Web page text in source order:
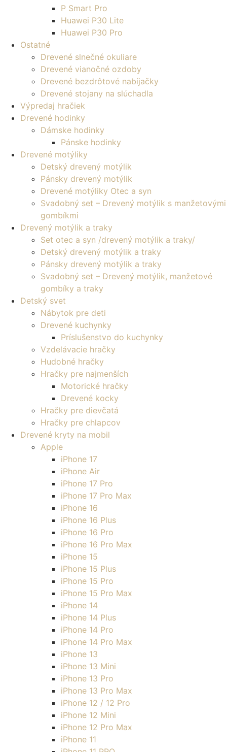
P Smart Pro
Huawei P30 Lite
Huawei P30 Pro
Ostatné
Drevené slnečné okuliare
Drevené vianočné ozdoby
Drevené bezdrôtové nabíjačky
Drevené stojany na slúchadla
Výpredaj hračiek
Drevené hodinky
Dámske hodinky
Pánske hodinky
Drevené motýliky
Detský drevený motýlik
Pánsky drevený motýlik
Drevené motýliky Otec a syn
Svadobný set – Drevený motýlik s manžetovými
gombíkmi
Drevený motýlik a traky
Set otec a syn /drevený motýlik a traky/
Detský drevený motýlik a traky
Pánsky drevený motýlik a traky
Svadobný set – Drevený motýlik, manžetové
gombíky a traky
Detský svet
Nábytok pre deti
Drevené kuchynky
Príslušenstvo do kuchynky
Vzdelávacie hračky
Hudobné hračky
Hračky pre najmenších
Motorické hračky
Drevené kocky
Hračky pre dievčatá
Hračky pre chlapcov
Drevené kryty na mobil
Apple
iPhone 17
iPhone Air
iPhone 17 Pro
iPhone 17 Pro Max
iPhone 16
iPhone 16 Plus
iPhone 16 Pro
iPhone 16 Pro Max
iPhone 15
iPhone 15 Plus
iPhone 15 Pro
iPhone 15 Pro Max
iPhone 14
iPhone 14 Plus
iPhone 14 Pro
iPhone 14 Pro Max
iPhone 13
iPhone 13 Mini
iPhone 13 Pro
iPhone 13 Pro Max
iPhone 12 / 12 Pro
iPhone 12 Mini
iPhone 12 Pro Max
iPhone 11